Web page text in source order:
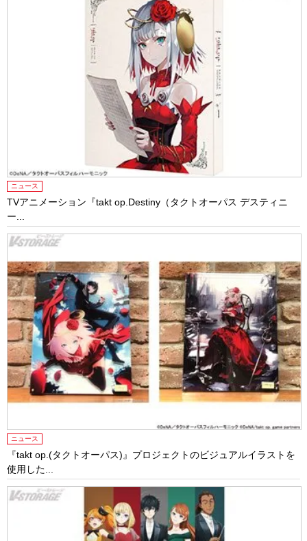
ニュース
TVアニメーション『takt op.Destiny（タクトオーパス デスティニ
ー...
ニュース
『takt op.(タクトオーパス)』プロジェクトのビジュアルイラストを
使用した...